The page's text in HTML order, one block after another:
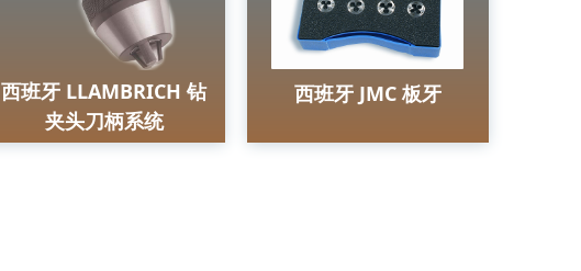
西班牙 JMC 板牙
西班牙 LLAMBRICH 钻
夹头刀柄系统